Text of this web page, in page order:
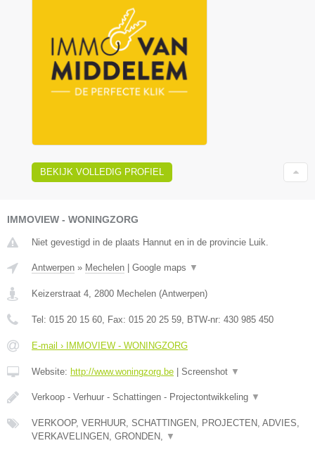
BEKIJK VOLLEDIG PROFIEL
IMMOVIEW - WONINGZORG
Niet gevestigd in de plaats Hannut en in de provincie Luik.
Antwerpen » Mechelen Google maps ▼
Keizerstraat 4 2800 Mechelen (Antwerpen)
Tel: 015 20 15 60 , Fax: 015 20 25 59 , BTW-nr: 430 985 450
E-mail › IMMOVIEW - WONINGZORG
Website: http://www.woningzorg.be Screenshot ▼
Verkoop - Verhuur - Schattingen - Projectontwikkeling ▼
VERKOOP, VERHUUR, SCHATTINGEN, PROJECTEN, ADVIES,
VERKAVELINGEN, GRONDEN,
▼